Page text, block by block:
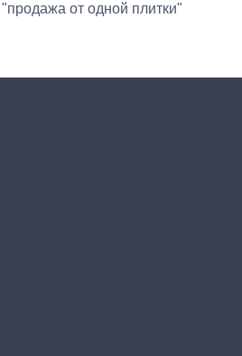
от одной плитки"